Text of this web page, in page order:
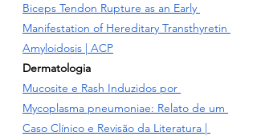
Biceps Tendon Rupture as an Early
Manifestation of Hereditary Transthyretin
Amyloidosis | ACP
Dermatologia
Mucosite e Rash Induzidos por
Mycoplasma pneumoniae: Relato de um
Caso Clínico e Revisão da Literatura |